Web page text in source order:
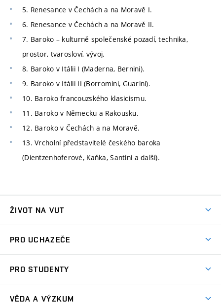
5. Renesance v Čechách a na Moravě I.
6. Renesance v Čechách a na Moravě II.
7. Baroko – kulturně společenské pozadí, technika,
prostor, tvarosloví, vývoj.
8. Baroko v Itálii I (Maderna, Bernini).
9. Baroko v Itálii II (Borromini, Guarini).
10. Baroko francouzského klasicismu.
11. Baroko v Německu a Rakousku.
12. Baroko v Čechách a na Moravě.
13. Vrcholní představitelé českého baroka
(Dientzenhoferové, Kaňka, Santini a další).
ŽIVOT NA VUT
Koleje
Sport na VUT
PRO UCHAZEČE
Dny otevřených dveří
PRO STUDENTY
VĚDA A VÝZKUM